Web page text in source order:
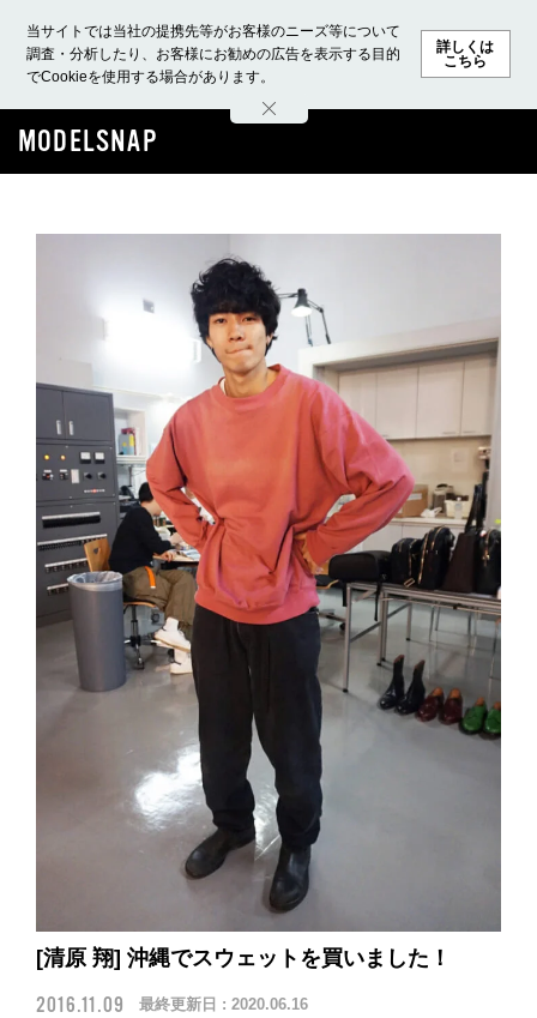
当サイトでは当社の提携先等がお客様のニーズ等について
調査・分析したり、お客様にお勧めの広告を表示する目的
でCookieを使用する場合があります。
詳しくは
こちら
ホーム モデル募集 ランキング ファッション ビューテ
MODELSNAP
[清原 翔] 沖縄でスウェットを買いました！
2016.11.09
最終更新日 : 2020.06.16